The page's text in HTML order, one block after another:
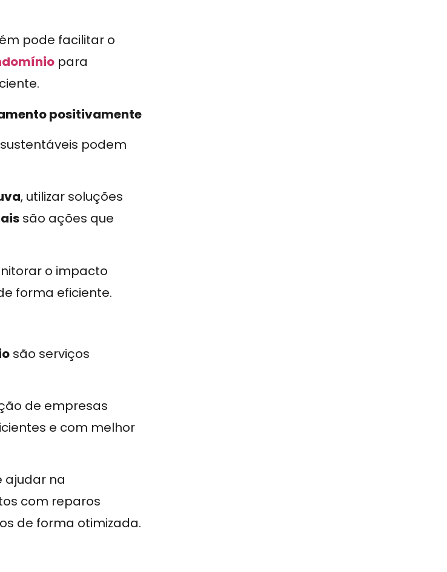
pode facilitar o
para
positivamente
podem
, utilizar soluções
são ações que
o impacto
forma eficiente.
são serviços
de empresas
e com melhor
ajudar na
com reparos
de forma otimizada.